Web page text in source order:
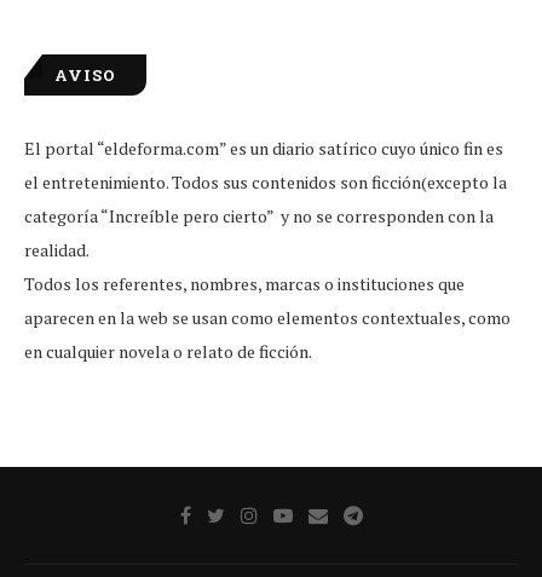
AVISO
El portal “eldeforma.com” es un diario satírico cuyo único fin es
el entretenimiento. Todos sus contenidos son ficción(excepto la
categoría “Increíble pero cierto” y no se corresponden con la
realidad.
Todos los referentes, nombres, marcas o instituciones que
aparecen en la web se usan como elementos contextuales, como
en cualquier novela o relato de ficción.